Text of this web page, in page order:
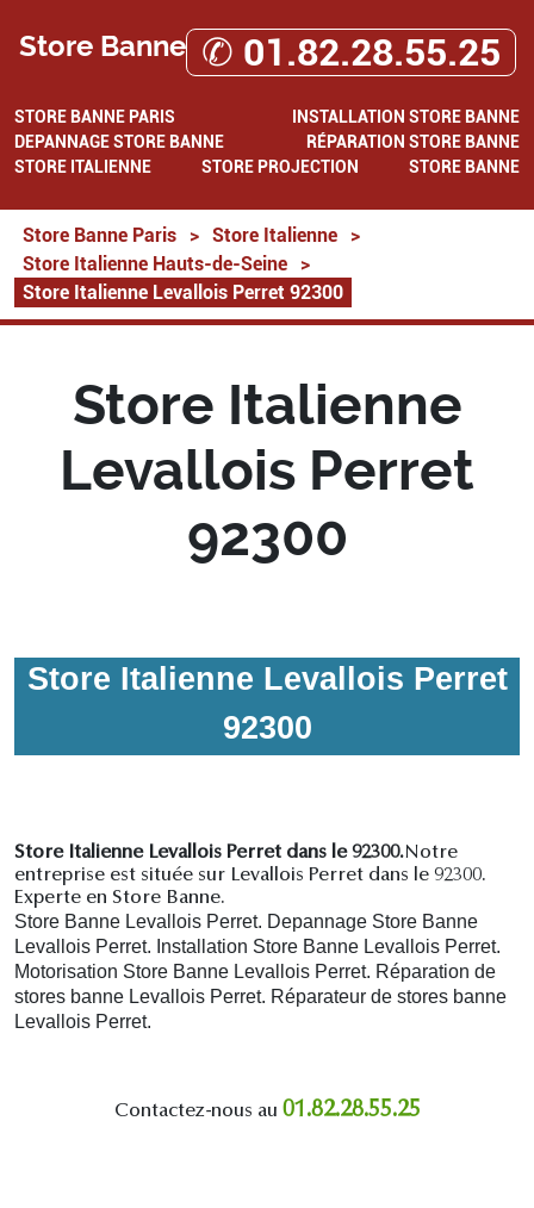
Store Banne ✆ 01.82.28.55.25
STORE BANNE PARIS
INSTALLATION STORE BANNE
DEPANNAGE STORE BANNE
RÉPARATION STORE BANNE
STORE ITALIENNE
STORE PROJECTION STORE BANNE
Store Banne Paris > Store Italienne
>
Store Italienne Hauts-de-Seine
>
Store Italienne Levallois Perret 92300
Store Italienne
Levallois Perret
92300
Store Italienne Levallois Perret
92300
Store Italienne Levallois Perret dans le 92300.Notre
entreprise est située sur Levallois Perret dans le 92300.
Experte en Store Banne.
Store Banne Levallois Perret. Depannage Store Banne
Levallois Perret. Installation Store Banne Levallois Perret.
Motorisation Store Banne Levallois Perret. Réparation de
stores banne Levallois Perret. Réparateur de stores banne
Levallois Perret.
Contactez-nous au 01.82.28.55.25